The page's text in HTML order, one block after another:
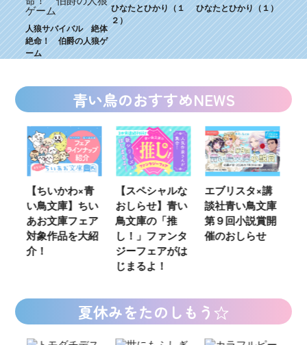
人狼サバイバル 絶体
絶命！ 伯爵の人狼ゲ
ーム
ひなたとひかり（１
２）
ひなたとひかり（１）
青い鳥のおすすめNEWS
【ちいかわ×青
い鳥文庫】ちい
あお文庫フェア
対象作品を大紹
介！
【スペシャルな
おしらせ】青い
鳥文庫の「推
し！」ファンタ
ジーフェアがは
じまるよ！
エブリスタ×講
談社青い鳥文庫
第９回小説賞開
催のおしらせ
夏休みをたのしもう☆